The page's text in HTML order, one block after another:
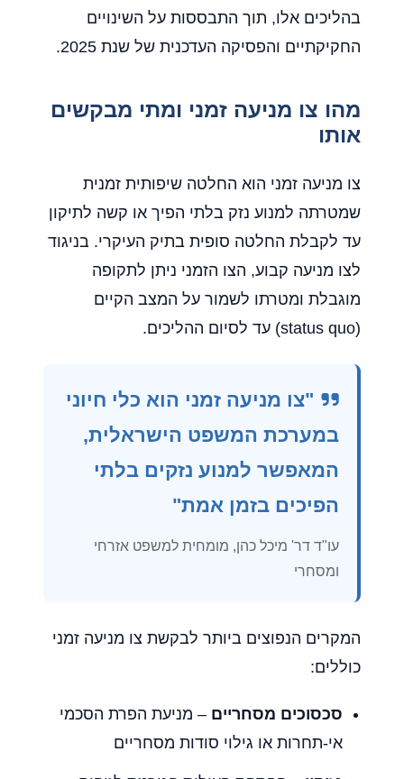
בהליכים אלו, תוך התבססות על השינויים
החקיקתיים והפסיקה העדכנית של שנת 2025.
מהו צו מניעה זמני ומתי מבקשים
אותו
צו מניעה זמני הוא החלטה שיפותית זמנית
שמטרתה למנוע נזק בלתי הפיך או קשה לתיקון
עד לקבלת החלטה סופית בתיק העיקרי. בניגוד
לצו מניעה קבוע, הצו הזמני ניתן לתקופה
מוגבלת ומטרתו לשמור על המצב הקיים
(status quo) עד לסיום ההליכים.
"צו מניעה זמני הוא כלי חיוני
במערכת המשפט הישראלית,
המאפשר למנוע נזקים בלתי
הפיכים בזמן אמת"
עו"ד דר' מיכל כהן, מומחית למשפט אזרחי
ומסחרי
המקרים הנפוצים ביותר לבקשת צו מניעה זמני
כוללים:
סכסוכים מסחריים – מניעת הפרת הסכמי
אי-תחרות או גילוי סודות מסחריים